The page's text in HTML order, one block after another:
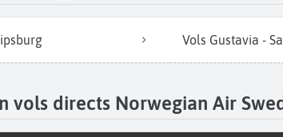
Vols Gustavia -
vols directs Norwegian Air